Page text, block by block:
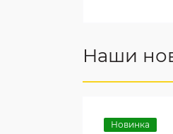
Наши
Новинка